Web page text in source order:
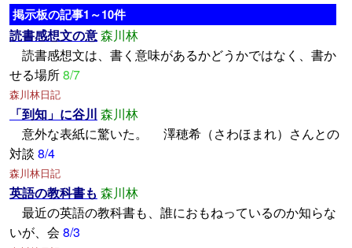
掲示板の記事1～10件
読書感想文の意森川林
読書感想文は、書く意味があるかどうかではなく、書か
せる場所8/7
森川林日記
「到知」に谷川 森川林
意外な表紙に驚いた。 澤穂希（さわほまれ）さんとの
対談 8/4
森川林日記
英語の教科書も 森川林
最近の英語の教科書も、誰におもねっているのか知らな
いが、会 8/3